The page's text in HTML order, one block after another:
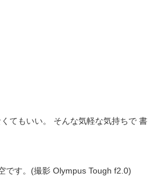
くてもいい。 そんな気軽な気持ちで 書
です。(撮影 Olympus Tough f2.0)